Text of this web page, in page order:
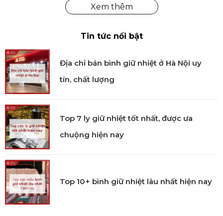
Hướng Dẫn Sử Dụng:
1) Lựa chọn hương thơm cho lọ khuếch tán tinh dầu
Tin tức nổi bật
Địa chỉ bán bình giữ nhiệt ở Hà Nội uy
tín, chất lượng
Top 7 ly giữ nhiệt tốt nhất, được ưa
chuộng hiện nay
Top 10+ bình giữ nhiệt lâu nhất hiện nay